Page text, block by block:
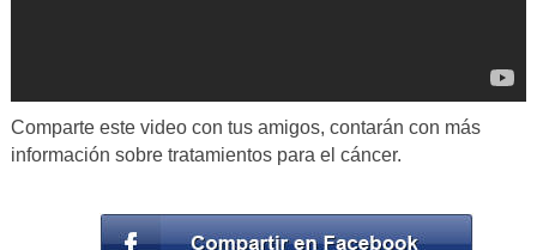
Comparte este video con tus amigos, contarán con más
información sobre tratamientos para el cáncer.